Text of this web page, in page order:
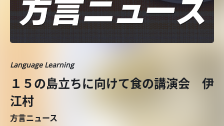
Language Learning
１５の島立ちに向けて食の講演会 伊
江村
方言ニュース